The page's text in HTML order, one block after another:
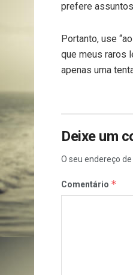
prefere
Portanto, use
que meus raros
apenas uma
Deixe um
O seu endereço
Comentário *